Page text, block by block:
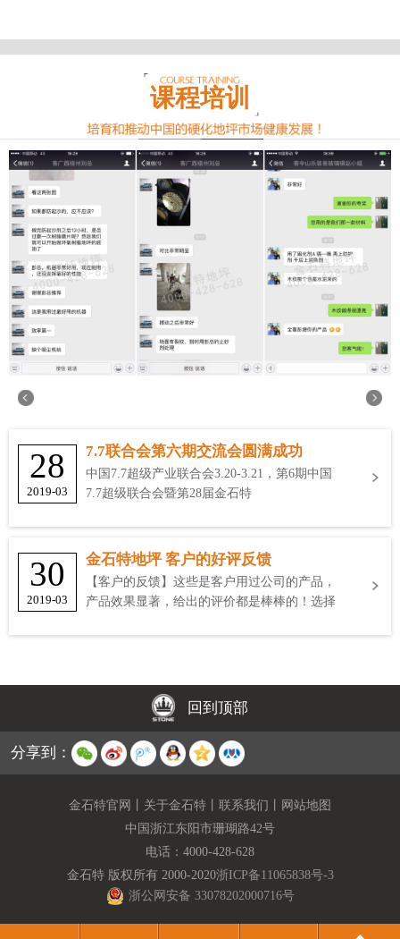
课程培训
28
2019-03
7.7联合会第六期交流会圆满成功
中国7.7超级产业联合会3.20-3.21，第6期中国
7.7超级联合会暨第28届金石特
30
2019-03
金石特地坪 客户的好评反馈
【客户的反馈】这些是客户用过公司的产品，
产品效果显著，给出的评价都是棒棒的！选择
回到顶部
分享到：
金石特官网 关于金石特 联系我们
网站地图
中国浙江东阳市珊瑚路42号
电话： 4000-428-628
金石特 版权所有 2000-2020浙ICP备11065838号-3
浙公网安备 33078202000716号